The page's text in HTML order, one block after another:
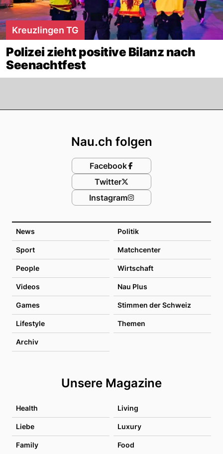
Kreuzlingen TG
Polizei zieht positive Bilanz nach
Seenachtfest
News Politik
Sport Matchcenter
People Wirtschaft
Videos Nau Plus
Games Stimmen der Schweiz
Lifestyle Themen
Archiv
Unsere Magazine
Health Living
Liebe Luxury
Family Food
Nau.ch folgen
Facebook
Twitter
Instagram